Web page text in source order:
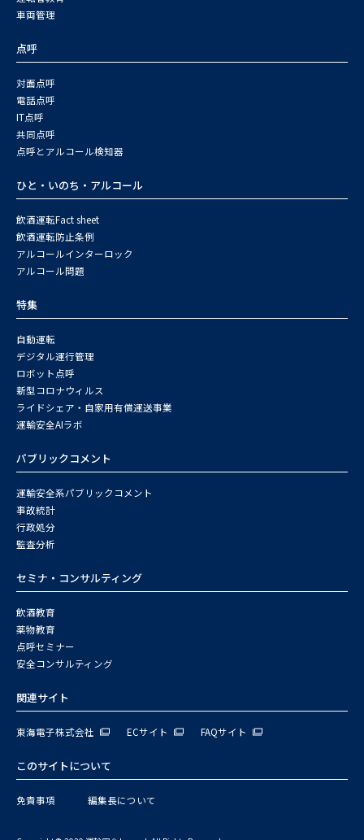
車両管理
点呼
対面点呼
電話点呼
IT点呼
共同点呼
点呼とアルコール検知器
ひと・いのち・アルコール
飲酒運転Fact sheet
飲酒運転防止条例
アルコールインターロック
アルコール問題
特集
自動運転
デジタル運行管理
ロボット点呼
新型コロナウィルス
ライドシェア・自家用有償運送事業
運輸安全AIラボ
パブリックコメント
運輸安全系パブリックコメント
事故統計
行政処分
監査分析
セミナ・コンサルティング
飲酒教育
薬物教育
点呼セミナー
安全コンサルティング
関連サイト
東海電子株式会社 ECサイト FAQサイト
このサイトについて
免責事項 編集長について